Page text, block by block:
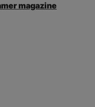
magazine